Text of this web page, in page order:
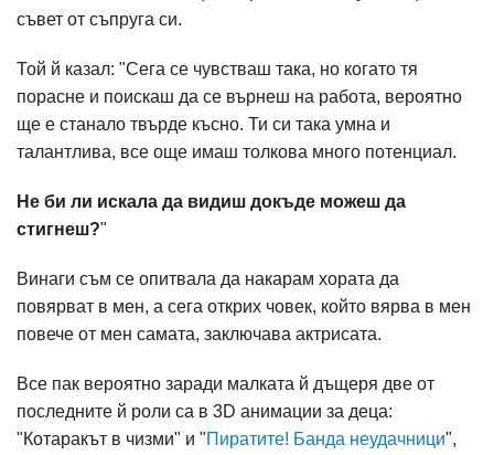
съвет от съпруга си.
Той й казал: "Сега се чувстваш така, но когато тя
порасне и поискаш да се върнеш на работа, вероятно
ще е станало твърде късно. Ти си така умна и
талантлива, все още имаш толкова много потенциал.
Не би ли искала да видиш докъде можеш да
стигнеш?"
Винаги съм се опитвала да накарам хората да
повярват в мен, а сега открих човек, който вярва в мен
повече от мен самата, заключава актрисата.
Все пак вероятно заради малката й дъщеря две от
последните й роли са в 3D анимации за деца:
"Котаракът в чизми" и "Пиратите! Банда неудачници",